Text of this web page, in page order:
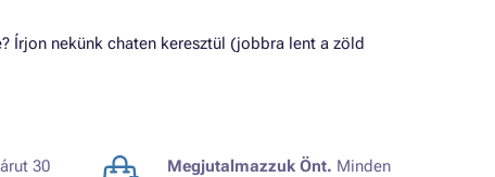
Írjon nekünk chaten keresztül (jobbra lent a zöld
30
Megjutalmazzuk Önt. Minden